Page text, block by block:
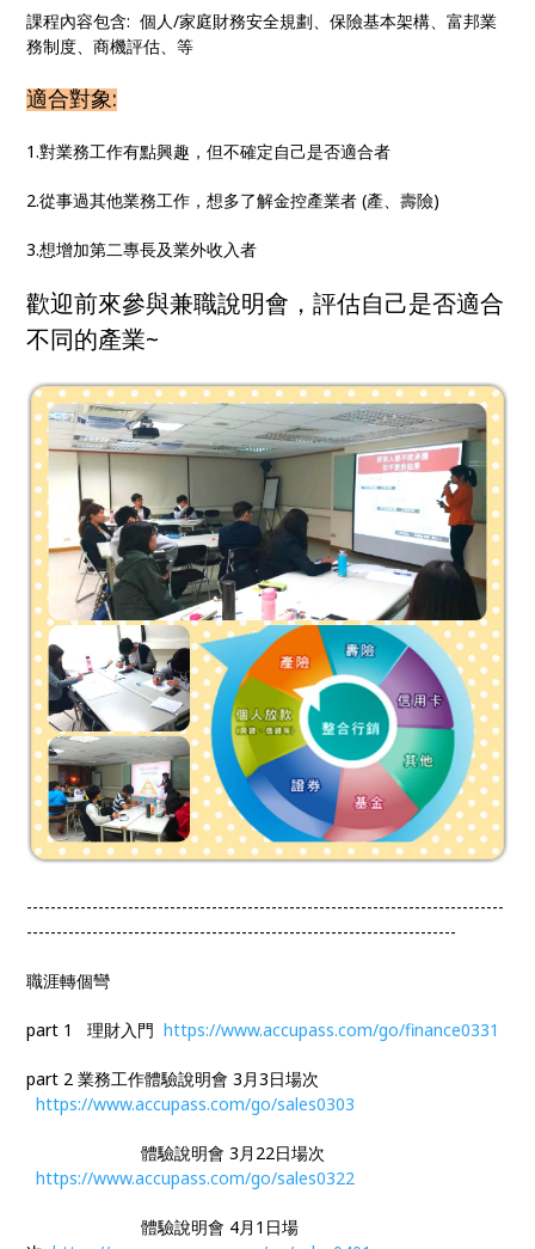
課程內容包含: 個人/家庭財務安全規劃、保險基本架構、富邦業
務制度、商機評估、等
適合對象:
1.對業務工作有點興趣，但不確定自己是否適合者
2.從事過其他業務工作，想多了解金控產業者 (產、壽險)
3.想增加第二專長及業外收入者
歡迎前來參與兼職說明會，評估自己是否適合
不同的產業~
--------------------------------------------------------------------------------
------------------------------------------------------------------------
職涯轉個彎
part 1 理財入門 https://www.accupass.com/go/finance0331
part 2 業務工作體驗說明會 3月3日場次
https://www.accupass.com/go/sales0303
體驗說明會 3月22日場次
https://www.accupass.com/go/sales0322
體驗說明會 4月1日場